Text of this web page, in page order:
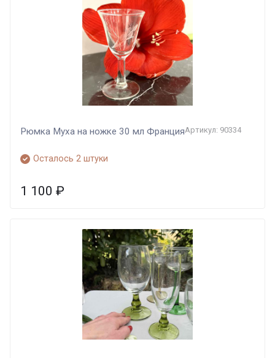
Рюмка Муха на ножке 30 мл ФранцияАртикул: 90334
Осталось 2 штуки
1 100 ₽